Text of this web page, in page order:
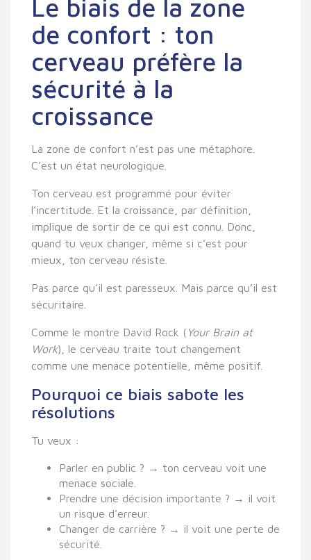
Le biais de la zone
de confort : ton
cerveau préfère la
sécurité à la
croissance
La zone de confort n’est pas une métaphore.
C’est un état neurologique.
Ton cerveau est programmé pour éviter
l’incertitude. Et la croissance, par définition,
implique de sortir de ce qui est connu. Donc,
quand tu veux changer, même si c’est pour
mieux, ton cerveau résiste.
Pas parce qu’il est paresseux. Mais parce qu’il est
sécuritaire.
Comme le montre David Rock ( Your Brain at
Work), le cerveau traite tout changement
comme une menace potentielle, même positif.
Pourquoi ce biais sabote les
résolutions
Tu veux :
Parler en public ? → ton cerveau voit une
menace sociale.
Prendre une décision importante ? → il voit
un risque d’erreur.
Changer de carrière ? → il voit une perte de
sécurité.